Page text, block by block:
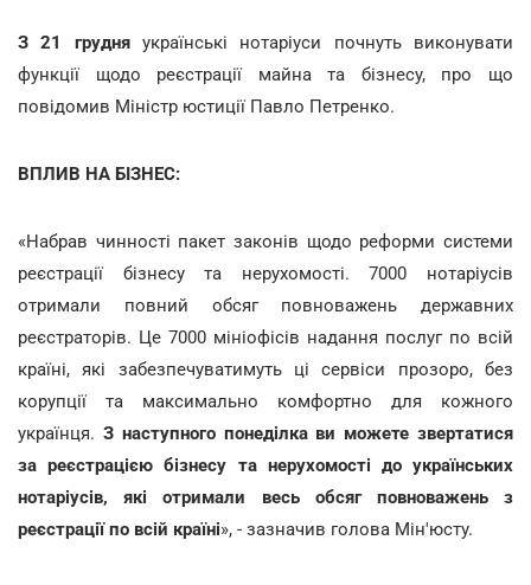
З 21 грудняукраїнські нотаріуси почнуть виконувати
функції щодо реєстрації майна та бізнесу, про що
повідомив Міністр юстиції Павло Петренко.
ВПЛИВ НА БІЗНЕС:
«Набрав чинності пакет законів щодо реформи системи
реєстрації бізнесу та нерухомості. 7000 нотаріусів
отримали повний обсяг повноважень державних
реєстраторів. Це 7000 мініофісів надання послуг по всій
країні, які забезпечуватимуть ці сервіси прозоро, без
корупції та максимально комфортно для кожного
українця. З наступного понеділка ви можете звертатися
за реєстрацією бізнесу та нерухомості до українських
нотаріусів, які отримали весь обсяг повноважень з
реєстрації по всій країні», - зазначив голова Мін'юсту.